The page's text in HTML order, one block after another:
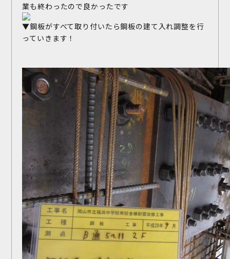
業も終わったので良かったです
▼鋼板がすべて取り付いたら鋼板の建て入れ調整を行
っていきます！